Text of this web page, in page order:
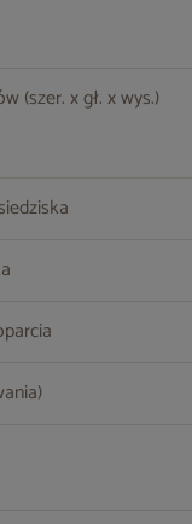
(szer. x gł. x wys.)